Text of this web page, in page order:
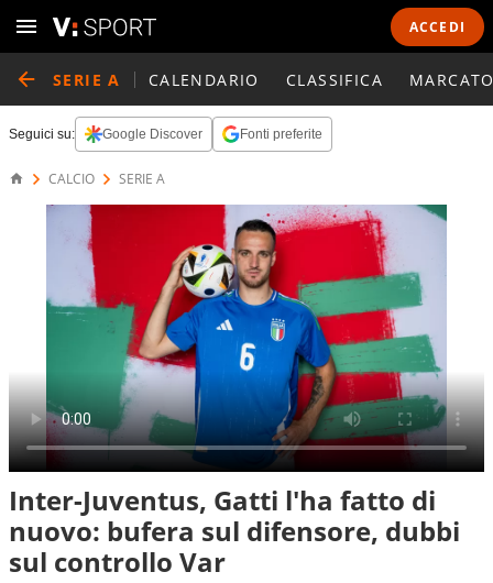
ACCEDI
SERIE A CALENDARIO CLASSIFICA
Seguici su: Google Discover Fonti preferite
CALCIO SERIE A
Inter-Juventus, Gatti l'ha fatto di
nuovo: bufera sul difensore, dubbi
sul controllo Var